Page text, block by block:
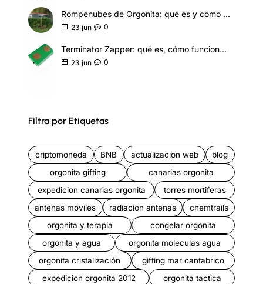
Rompenubes de Orgonita: qué es y cómo funciona
23 jun 0
Terminator Zapper: qué es, cómo funciona y modelos
23 jun 0
Filtra por Etiquetas
criptomoneda BNB actualizacion web
blog
orgonita gifting
canarias orgonita
expedicion canarias orgonita
torres mortiferas
antenas moviles
radiacion antenas
chemtrails
orgonita y terapia
congelar orgonita
orgonita y agua
orgonita moleculas agua
orgonita cristalización
gifting mar cantabrico
expedicion orgonita 2012
orgonita tactica